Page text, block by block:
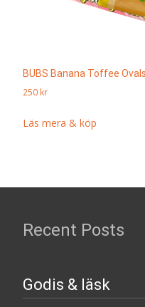
BUBS Banana Toffee
250 kr
Läs mera & köp
Recent Posts
Godis & läsk